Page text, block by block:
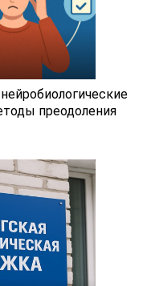
преодоления